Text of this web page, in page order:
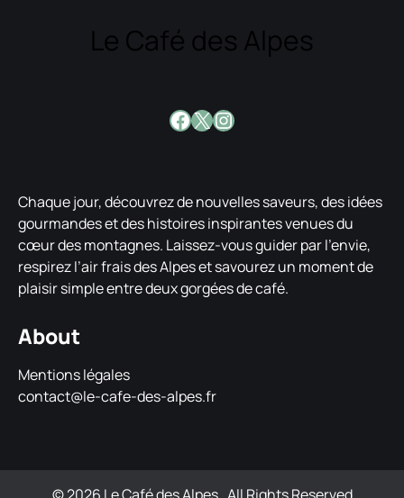
Le Café des Alpes
Facebook
X Instagram
Chaque jour, découvrez de nouvelles saveurs, des idées
gourmandes et des histoires inspirantes venues du
cœur des montagnes. Laissez-vous guider par l’envie,
respirez l’air frais des Alpes et savourez un moment de
plaisir simple entre deux gorgées de café.
About
Mentions légales
contact@le-cafe-des-alpes.fr